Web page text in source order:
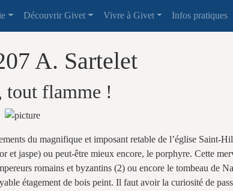
Découvrir Givet Vivre à Givet Infos pratiques
A. Sartelet
tout flamme !
du magnifique et imposant retable de l’église Saint-
jaspe) ou peut-être mieux encore, le porphyre. Cette
romains et byzantins (2) ou encore le tombeau de
étagement de bois peint. Il faut avoir la curiosité de